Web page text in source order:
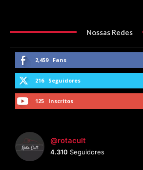
Nossas Redes
2,459 Fans
216 Seguidores
125 Inscritos
@rotacult
4.310 Seguidores